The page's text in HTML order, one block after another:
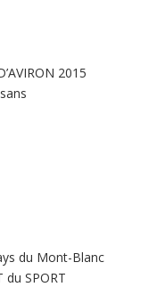
2015
du Mont-Blanc
du SPORT